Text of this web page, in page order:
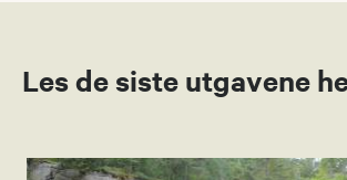
Les de siste utgavene